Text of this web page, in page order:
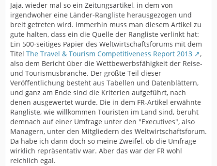
Jaja, wieder mal so ein Zeitungsartikel, in dem von
irgendwoher eine Länder-Rangliste herausgezogen und
breit getreten wird. Immerhin muss man diesem Artikel zu
gute halten, dass ein die Quelle der Rangliste verlinkt hat:
Ein 500-seitiges Papier des Weltwirtschaftsforums mit dem
Titel The Travel & Tourism Competitiveness Report 2013
,
also dem Bericht über die Wettbewerbsfähigkeit der Reise-
und Tourismusbranche. Der größte Teil dieser
Veröffentlichung besteht aus Tabellen und Datenblättern,
und ganz am Ende sind die Kriterien aufgeführt, nach
denen ausgewertet wurde. Die in dem FR-Artikel erwähnte
Rangliste, wie willkommen Touristen im Land sind, beruht
demnach auf einer Umfrage unter den "Executives", also
Managern, unter den Mitgliedern des Weltwirtschaftsforum.
Da habe ich dann doch so meine Zweifel, ob die Umfrage
wirklich repräsentativ war. Aber das war der FR wohl
reichlich egal.